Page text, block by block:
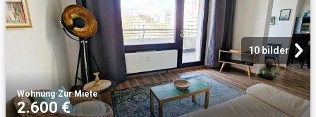
10 bilder
Wohnung·Zur Miete
2.600 €